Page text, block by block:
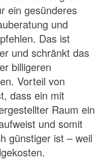
ein gesünderes
und
Das ist
und schränkt das
billigeren
Vorteil von
dass ein mit
Raum ein
und somit
günstiger ist – weil